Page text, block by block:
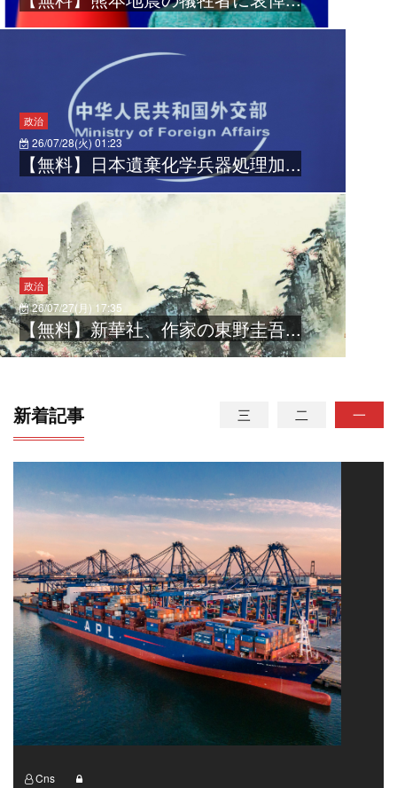
政治
26/07/28(火) 01:23
【無料】日本遺棄化学兵器処理加...
政治
26/07/27(月) 17:35
【無料】新華社、作家の東野圭吾...
新着記事 一
二
三
Cns